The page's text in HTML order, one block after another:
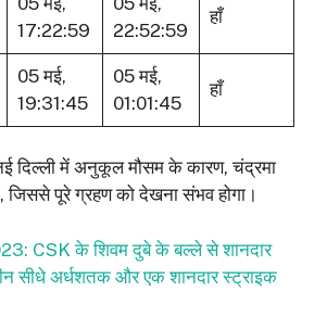
17:22:59
22:52:59
हाँ
05 मई,
19:31:45
05 मई,
01:01:45
हाँ
दिल्ली में अनुकूल मौसम के कारण, चंद्रमा
जिससे पूरे ग्रहण को देखना संभव होगा।
CSK के शिवम दुबे के बल्ले से शानदार
सीधे अर्धशतक और एक शानदार स्ट्राइक